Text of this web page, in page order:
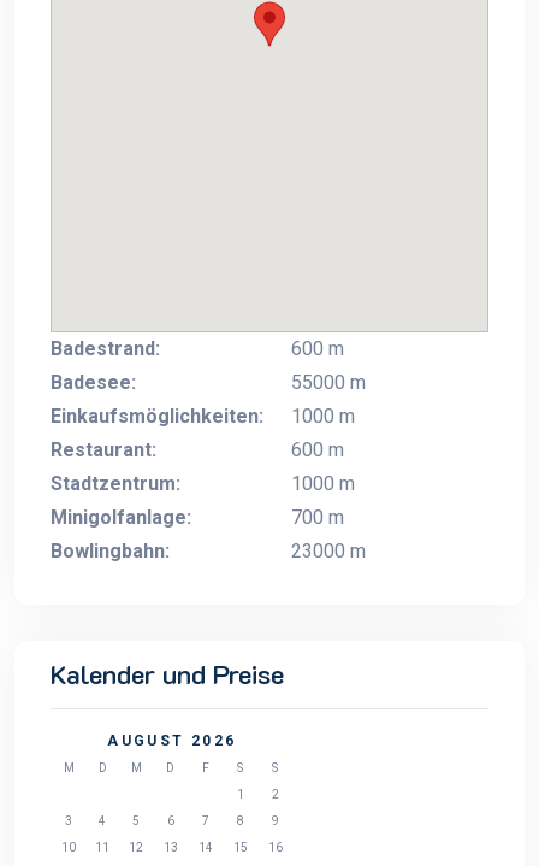
Badestrand:
600 m
Badesee:
55000 m
Einkaufsmöglichkeiten:
1000 m
Restaurant:
600 m
Stadtzentrum:
1000 m
Minigolfanlage:
700 m
Bowlingbahn:
23000 m
Kalender und Preise
AUGUST 2026
M D M D F S
S
1
2
3
4 5 6 7 8
9
10
11 12 13 14 15
16